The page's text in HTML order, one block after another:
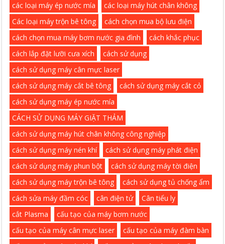
các loại máy ép nước mía
các loại máy hút chân không
Các loại máy trộn bê tông
cách chọn mua bộ lưu điện
cách chọn mua máy bơm nước gia đình
cách khắc phục
cách lắp đặt lưỡi cưa xích
cách sử dụng
cách sử dụng máy cân mực laser
cách sử dụng máy cắt bê tông
cách sử dụng máy cắt cỏ
cách sử dụng máy ép nước mía
CÁCH SỬ DỤNG MÁY GIẶT THẢM
cách sử dụng máy hút chân không công nghiệp
cách sử dụng máy nén khí
cách sử dụng máy phát điện
cách sử dụng máy phun bột
cách sử dụng máy tời điện
cách sử dụng máy trộn bê tông
cách sử dụng tủ chống ẩm
cách sửa máy đầm cóc
cân điện tử
Cân tiểu ly
cắt Plasma
cấu tạo của máy bơm nước
cấu tạo của máy cân mực laser
cấu tạo của máy đàm bàn